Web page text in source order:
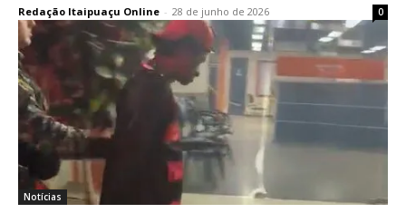
Redação Itaipuaçu Online - 28 de junho de 2026 0
Notícias